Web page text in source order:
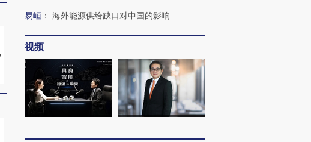
马航飞行员跨国走私7万
粒摇头丸 尿检体内含3种
度Z世代 用街头抗争将教
育部长拱下台
机”？难民潮撕裂西班牙
飞地休达
易峘 ： 海外能源供给缺口对中国的影响
视频